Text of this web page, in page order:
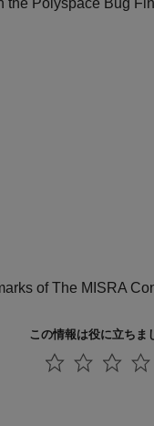
the Polyspace Bug
of The MISRA
この情報は役に立ちま